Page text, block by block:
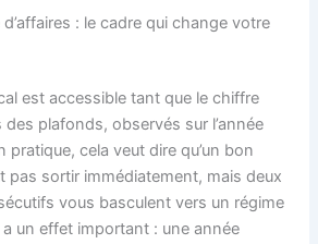
: le cadre qui change votre
est accessible tant que le chiffre
des plafonds, observés sur l’année
pratique, cela veut dire qu’un bon
pas sortir immédiatement, mais deux
vous basculent vers un régime
un effet important : une année